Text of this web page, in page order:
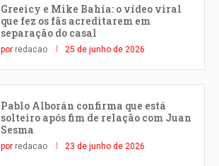
Greeicy e Mike Bahía: o vídeo viral
que fez os fãs acreditarem em
separação do casal
por redacao 25 de junho de 2026
Pablo Alborán confirma que está
solteiro após fim de relação com Juan
Sesma
por redacao 23 de junho de 2026